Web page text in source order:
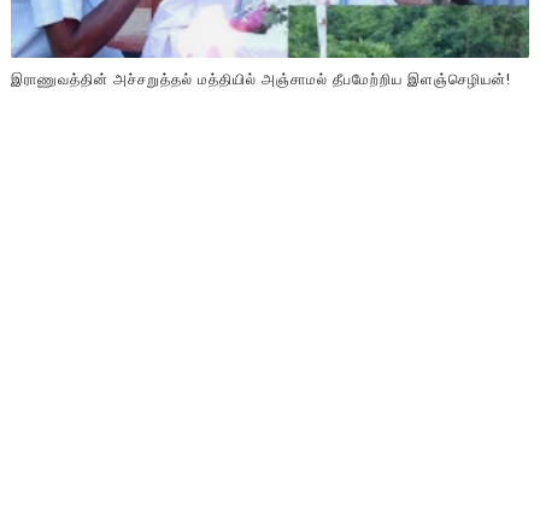
இராணுவத்தின் அச்சறுத்தல் மத்தியில் அஞ்சாமல் தீபமேற்றிய இளஞ்செழியன்!